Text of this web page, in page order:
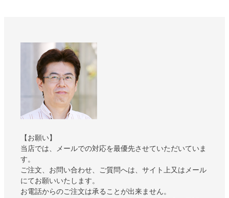
【お願い】
当店では、メールでの対応を最優先させていただいていま
す。
ご注文、お問い合わせ、ご質問へは、サイト上又はメール
にてお願いいたします。
お電話からのご注文は承ることが出来ません。